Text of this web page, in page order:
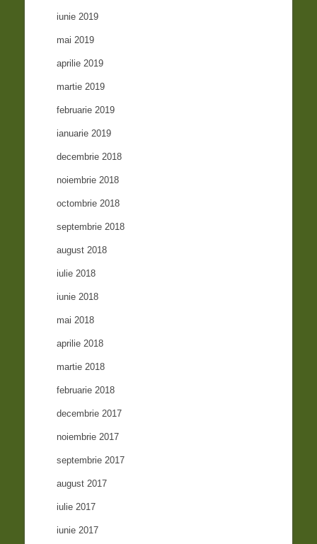
iunie 2019
mai 2019
aprilie 2019
martie 2019
februarie 2019
ianuarie 2019
decembrie 2018
noiembrie 2018
octombrie 2018
septembrie 2018
august 2018
iulie 2018
iunie 2018
mai 2018
aprilie 2018
martie 2018
februarie 2018
decembrie 2017
noiembrie 2017
septembrie 2017
august 2017
iulie 2017
iunie 2017